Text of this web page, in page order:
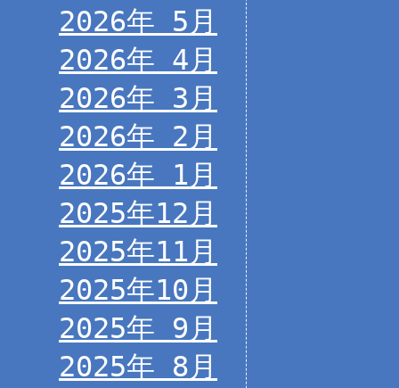
2026年 5月
2026年 4月
2026年 3月
2026年 2月
2026年 1月
2025年12月
2025年11月
2025年10月
2025年 9月
2025年 8月